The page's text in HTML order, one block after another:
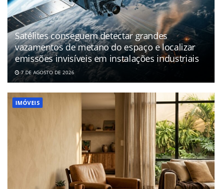
Satélites conseguem detectar grandes
vazamentos de metano do espaço e localizar
emissões invisíveis em instalações industriais
7 DE AGOSTO DE 2026
IMÓVEIS